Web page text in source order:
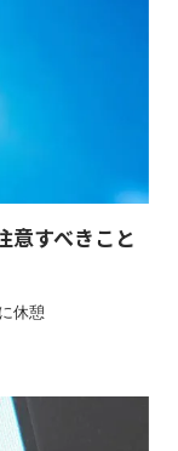
意すべきこと
休憩